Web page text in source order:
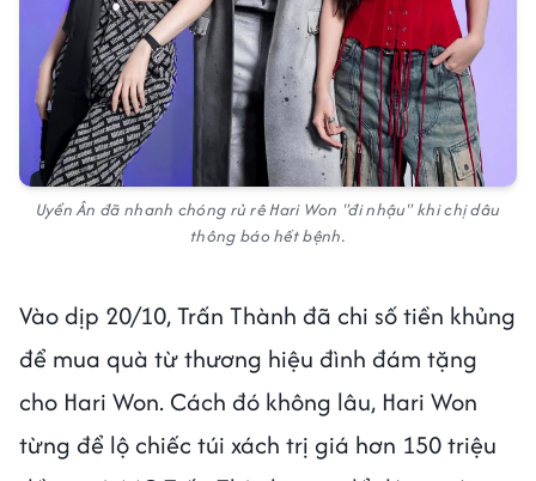
Uyển Ân đã nhanh chóng rủ rê Hari Won "đi nhậu" khi chị dâu
thông báo hết bệnh.
Vào dịp 20/10, Trấn Thành đã chi số tiền khủng
để mua quà từ thương hiệu đình đám tặng
cho Hari Won. Cách đó không lâu, Hari Won
từng để lộ chiếc túi xách trị giá hơn 150 triệu